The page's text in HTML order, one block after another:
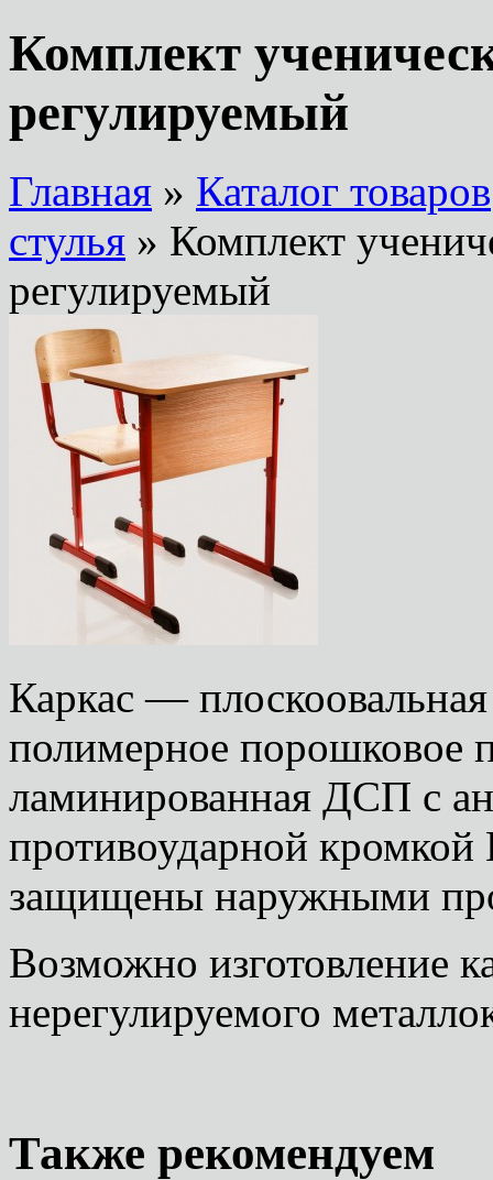
Комплект
регулируемый
Главная » Каталог товаров
стулья » Комплект
регулируемый
Каркас —
полимерное
ламинированная ДСП с
противоударной
защищены наружными
Возможно изготовление
нерегулируемого
Также рекомендуем